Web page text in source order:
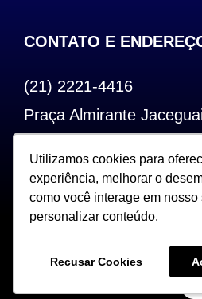
Utilizamos cookies para
experiência, melhorar o
como você interage em nosso
personalizar conteúdo.
Recusar Cookies
Utilizamos cookies para
experiência, melhorar o
como você interage em nosso
personalizar conteúdo.
Recusar Cookies
CONTATO E
(21) 2221-4416
Praça Almirante
CEP: 20.240-000
Copyright 2022. Todos os
Desenvolvido por Sceweb –
360°